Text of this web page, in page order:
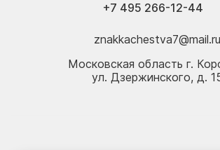
+7 495 266-12-44
znakkachestva7@mail.ru
Московская область г.
ул. Дзержинского, д.